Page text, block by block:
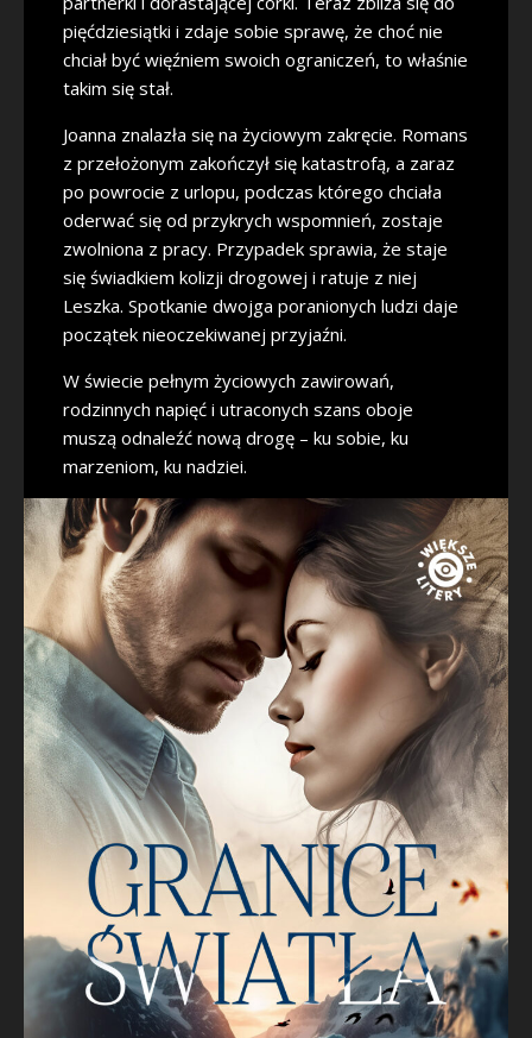
pięćdziesiątki i zdaje sobie sprawę, że choć nie
chciał być więźniem swoich ograniczeń, to właśnie
takim się stał.
Joanna znalazła się na życiowym zakręcie. Romans
z przełożonym zakończył się katastrofą, a zaraz
po powrocie z urlopu, podczas którego chciała
oderwać się od przykrych wspomnień, zostaje
zwolniona z pracy. Przypadek sprawia, że staje
się świadkiem kolizji drogowej i ratuje z niej
Leszka. Spotkanie dwojga poranionych ludzi daje
początek nieoczekiwanej przyjaźni.
W świecie pełnym życiowych zawirowań,
rodzinnych napięć i utraconych szans oboje
muszą odnaleźć nową drogę – ku sobie, ku
marzeniom, ku nadziei.